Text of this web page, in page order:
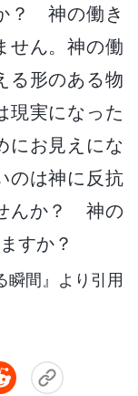
？ 神の働き
せん。神の働
る形のある物
現実になった
にお見えにな
のは神に反抗
んか？ 神の
すか？
瞬間』より引用